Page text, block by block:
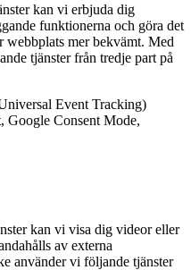
kan vi erbjuda dig
funktionerna och göra det
mer bekvämt. Med
tjänster från tredje part på
Event Tracking)
Google Consent Mode,
kan vi visa dig videor eller
av externa
använder vi följande tjänster